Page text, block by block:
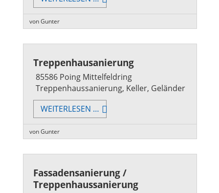
DEUTSCHE
von Gunter
Treppenhausanierung
85586 Poing Mittelfeldring
Treppenhaussanierung, Keller, Geländer
WEITERLESEN … TREPPENHAUSANIERUNG
von Gunter
Fassadensanierung /
Treppenhaussanierung